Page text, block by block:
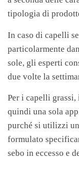
tipologia di
In caso di capelli
particolarmente
sole, gli esperti
due volte la
Per i capelli grassi,
quindi una sola
purché si utilizzi
formulato
sebo in eccesso e